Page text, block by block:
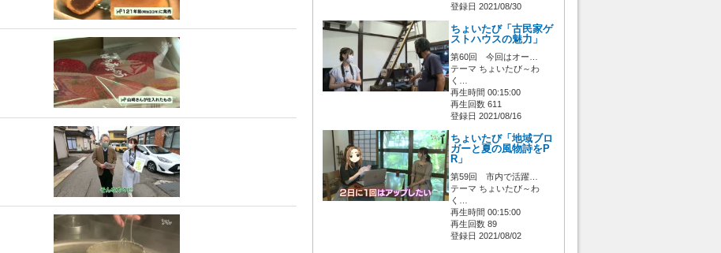
登録日 2021/08/30
ちょいたび「古民家ゲ
ストハウスの魅力」
第60回 今回はオー…
テーマ ちょいたび～わ
く…
再生時間 00:15:00
再生回数 611
登録日 2021/08/16
ちょいたび「地域ブロ
ガーと夏の風物詩をP
R」
第59回 市内で活躍…
テーマ ちょいたび～わ
く…
再生時間 00:15:00
再生回数 89
登録日 2021/08/02